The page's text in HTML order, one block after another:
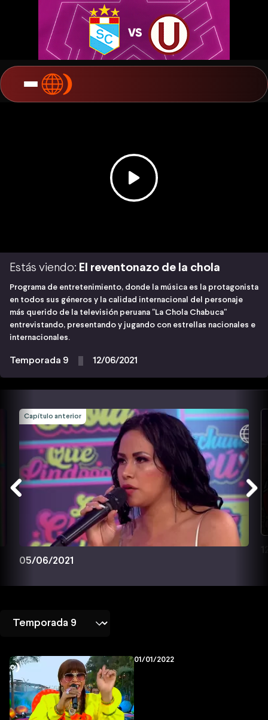
Estás viendo: El reventonazo de la chola
Programa de entretenimiento, donde la música es la protagonista
en todos sus géneros y la calidad internacional del personaje
más querido de la televisión peruana "La Chola Chabuca"
entrevistando, presentando y jugando con estrellas nacionales e
internacionales.
Temporada 9 12/06/2021
Capítulo anterior
05/06/2021
01/01/2022